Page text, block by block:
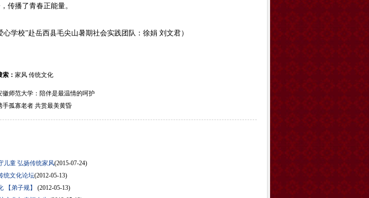
传播了青春正能量。
心学校”赴岳西县毛尖山暑期社会实践团队：徐娟 刘文君）
： 家风 传统文化
徽师范大学：陪伴是最温情的呵护
手孤寡老者 共赏最美黄昏
儿童 弘扬传统家风(2015-07-24)
统文化论坛(2012-05-13)
【弟子规】 (2012-05-13)